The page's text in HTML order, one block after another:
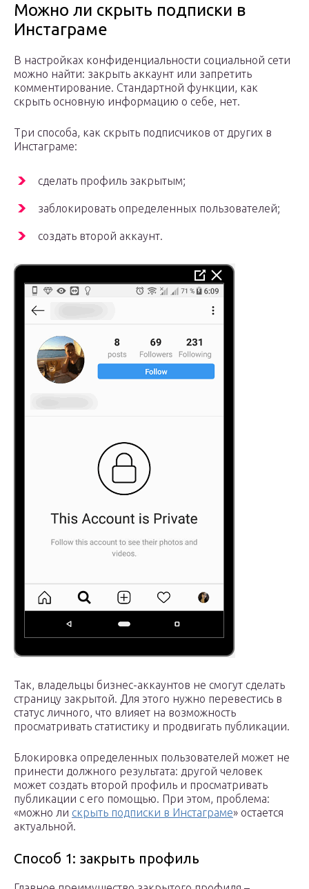
Можно ли скрыть подписки в
Инстаграме
В настройках конфиденциальности социальной сети
можно найти: закрыть аккаунт или запретить
комментирование. Стандартной функции, как
скрыть основную информацию о себе, нет.
Три способа, как скрыть подписчиков от других в
Инстаграме:
сделать профиль закрытым;
заблокировать определенных пользователей;
создать второй аккаунт.
Так, владельцы бизнес-аккаунтов не смогут сделать
страницу закрытой. Для этого нужно перевестись в
статус личного, что влияет на возможность
просматривать статистику и продвигать публикации.
Блокировка определенных пользователей может не
принести должного результата: другой человек
может создать второй профиль и просматривать
публикации с его помощью. При этом, проблема:
«можно ли скрыть подписки в Инстаграме» остается
актуальной.
Способ 1: закрыть профиль